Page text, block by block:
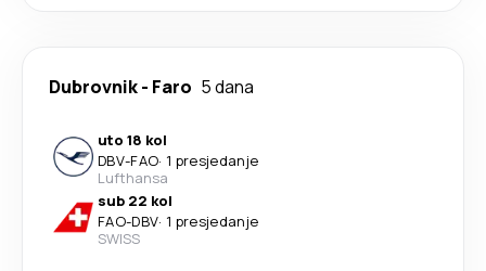
Dubrovnik- Faro 5 dana
uto 18 kol
DBV-FAO· 1 presjedanje
Lufthansa
sub 22 kol
FAO-DBV· 1 presjedanje
SWISS